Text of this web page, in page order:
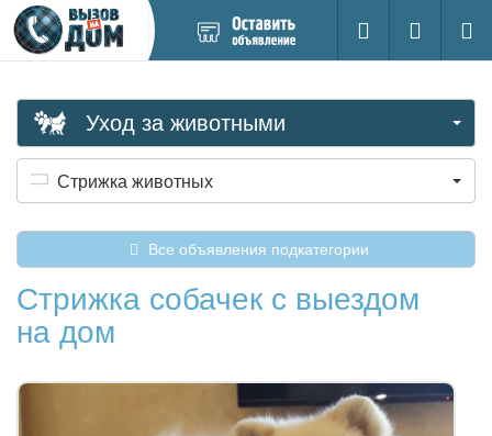
новое
Поиск
Вход на
Уход за животными
Стрижка животных
Все объявления подкатегории
Стрижка собачек с выездом
на дом